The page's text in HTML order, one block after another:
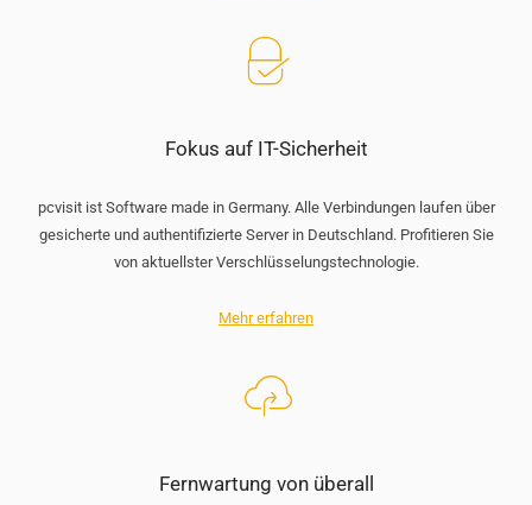
Fokus auf IT-Sicherheit
pcvisit ist Software made in Germany. Alle Verbindungen laufen über
gesicherte und authentifizierte Server in Deutschland. Profitieren Sie
von aktuellster Verschlüsselungstechnologie.
Mehr erfahren
Fernwartung von überall